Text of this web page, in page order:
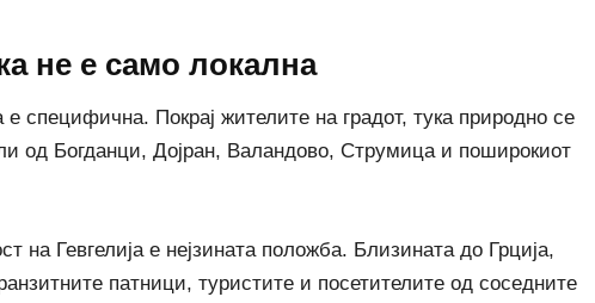
не е само локална
е специфична. Покрај жителите на градот, тука природно се
од Богданци, Дојран, Валандово, Струмица и поширокиот
на Гевгелија е нејзината положба. Близината до Грција,
патници, туристите и посетителите од соседните